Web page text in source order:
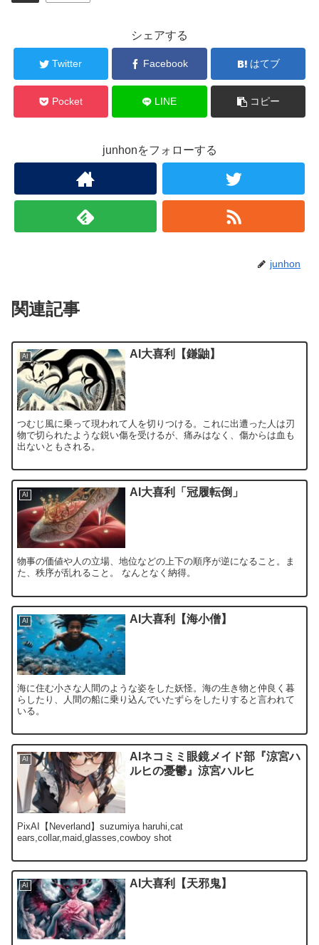
シェアする
Twitter Facebook はてブ
Pocket LINE コピー
junhonをフォローする
junhon
関連記事
AI AI大喜利【鎌鼬】
つむじ風に乗って現われて人を切りつける。これに出遭った人は刃
物で切られたような鋭い傷を受けるが、痛みはなく、傷からは血も
出ないともされる。
AI AI大喜利「冠履転倒」
物事の価値や人の立場、地位などの上下の順序が逆になること。ま
た、秩序が乱れること。 なんとなく納得。
AI AI大喜利【海小僧】
海に住む小さな人間のような姿をした妖怪。海の生き物と仲良く暮
らしたり、人間の船に乗り込んでいたずらをしたりすると言われて
いる。
AI
AIネコミミ眼鏡メイド部『涼宮ハ
ルヒの憂鬱』涼宮ハルヒ
PixAI【Neverland】suzumiya haruhi,cat
ears,collar,maid,glasses,cowboy shot
AI AI大喜利【天邪鬼】